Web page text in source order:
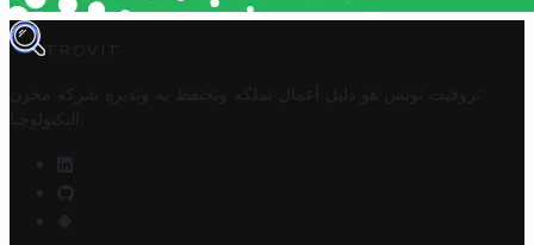
TROVIT
تروفيت تونس هو دليل أعمال تملكه وتحتفظ به وتديره
شركة مخزن
التكنولوجيا